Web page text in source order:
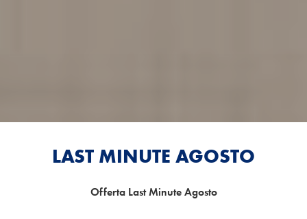
LAST MINUTE AGOSTO
Offerta Last Minute Agosto